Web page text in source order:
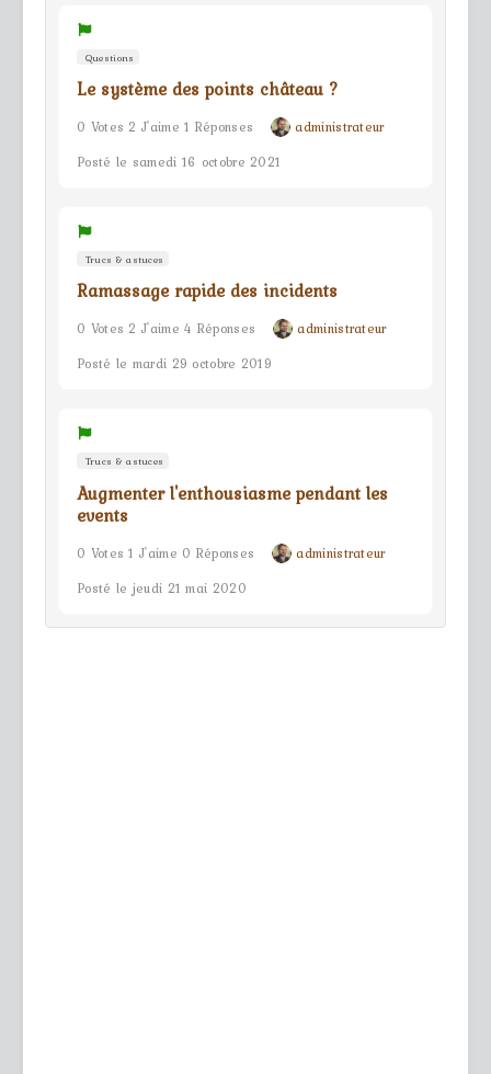
Questions
Le système des points château ?
0 Votes 2 J'aime 1 Réponses
administrateur
Posté le samedi 16 octobre 2021
Trucs & astuces
Ramassage rapide des incidents
0 Votes 2 J'aime 4 Réponses
administrateur
Posté le mardi 29 octobre 2019
Trucs & astuces
Augmenter l'enthousiasme pendant les
events
0 Votes 1 J'aime 0 Réponses
administrateur
Posté le jeudi 21 mai 2020